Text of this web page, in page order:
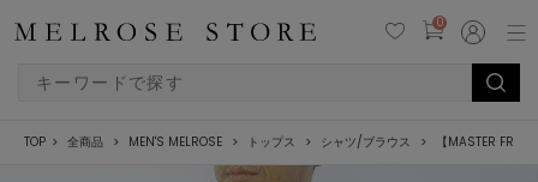
0
TOP 全商品 MEN'S MELROSE トップス シャツ/ブラウス 【MASTER